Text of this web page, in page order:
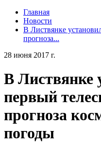
Главная
Новости
В Листвянке
прогноза...
28 июня 2017 г.
В Листвянке
первый
прогноза
погоды